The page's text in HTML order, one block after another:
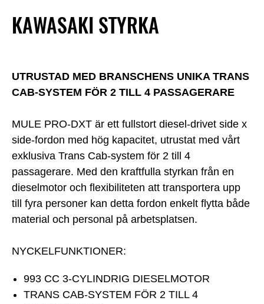
KAWASAKI STYRKA
UTRUSTAD MED BRANSCHENS UNIKA TRANS
CAB-SYSTEM FÖR 2 TILL 4 PASSAGERARE
MULE PRO-DXT är ett fullstort diesel-drivet side x
side-fordon med hög kapacitet, utrustat med vårt
exklusiva Trans Cab-system för 2 till 4
passagerare. Med den kraftfulla styrkan från en
dieselmotor och flexibiliteten att transportera upp
till fyra personer kan detta fordon enkelt flytta både
material och personal på arbetsplatsen.
NYCKELFUNKTIONER:
993 CC 3-CYLINDRIG DIESELMOTOR
TRANS CAB-SYSTEM FÖR 2 TILL 4